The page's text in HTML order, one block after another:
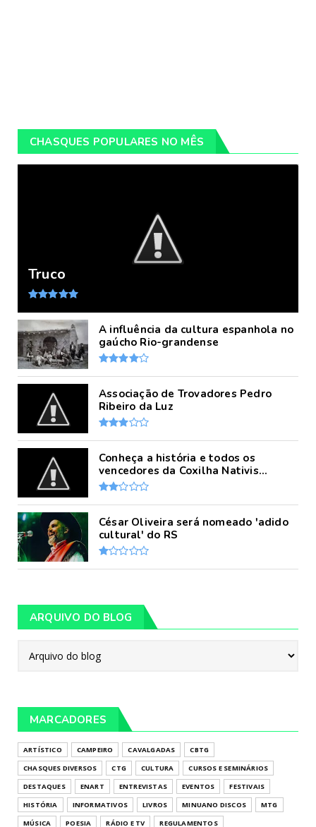
CHASQUES POPULARES NO MÊS
Truco
A influência da cultura espanhola no
gaúcho Rio-grandense
Associação de Trovadores Pedro
Ribeiro da Luz
Conheça a história e todos os
vencedores da Coxilha Nativis...
César Oliveira será nomeado 'adido
cultural' do RS
ARQUIVO DO BLOG
MARCADORES
ARTÍSTICO CAMPEIRO CAVALGADAS
CBTG
CHASQUES DIVERSOS
CTG CULTURA
CURSOS E SEMINÁRIOS
DESTAQUES
ENART ENTREVISTAS EVENTOS
FESTIVAIS
HISTÓRIA
INFORMATIVOS LIVROS MINUANO DISCOS
MTG
MÚSICA
POESIA RÁDIO E TV REGULAMENTOS